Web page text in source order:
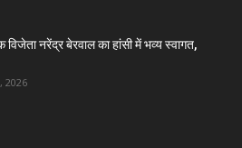
नरेंद्र बेरवाल का हांसी में भव्य स्वागत,
2026